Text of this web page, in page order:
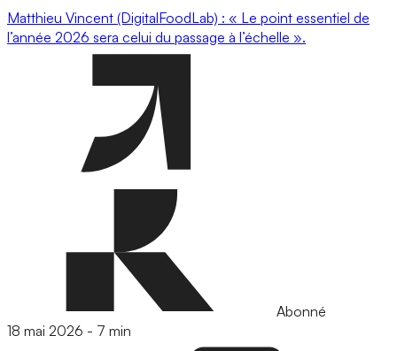
Matthieu Vincent (DigitalFoodLab) : « Le point essentiel de
l’année 2026 sera celui du passage à l’échelle ».
Abonné
18 mai 2026 - 7 min